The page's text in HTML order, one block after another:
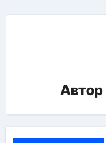
Автор